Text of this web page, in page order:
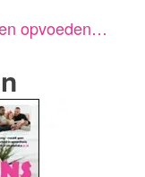
opvoeden…